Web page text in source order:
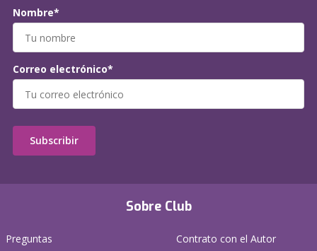
Sobre Club
Preguntas
Contrato con el Autor
Nombre*
Correo electrónico*
Subscribir